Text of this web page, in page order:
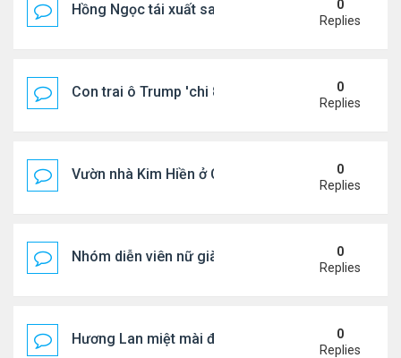
Hồng Ngọc tái xuất sau nhiều năm ở ẩn
0
Replies
Con trai ô Trump 'chi 8.5 triệu để xóa ràng buộc
0
Replies
Vườn nhà Kim Hiền ở California
0
Replies
Nhóm diễn viên nữ giàu nhất thế giới
0
Replies
Hương Lan miệt mài đi hát ở tuổi 70
0
Replies